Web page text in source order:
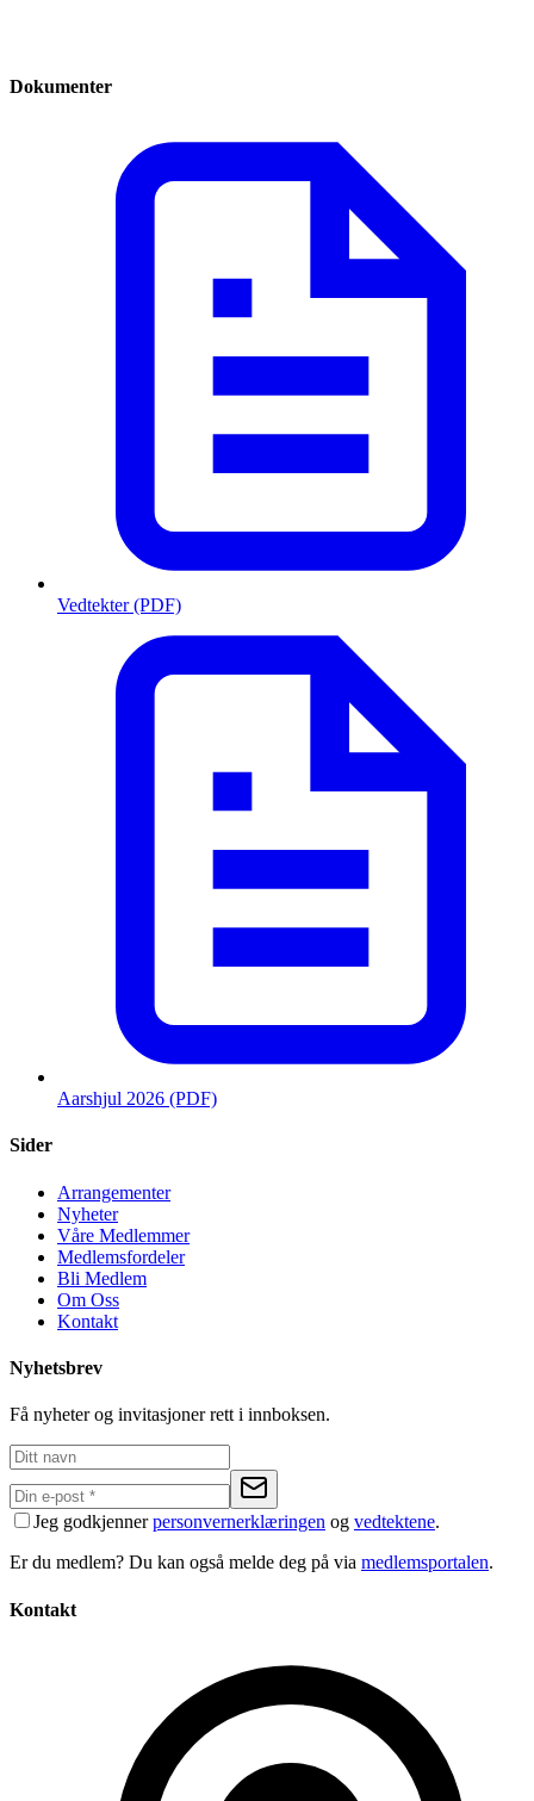
Dokumenter
Vedtekter (PDF)
Aarshjul 2026 (PDF)
Sider
Arrangementer
Nyheter
Våre Medlemmer
Medlemsfordeler
Bli Medlem
Om Oss
Kontakt
Nyhetsbrev
Få nyheter og invitasjoner rett i innboksen.
Jeg godkjenner personvernerklæringen og vedtektene.
Er du medlem? Du kan også melde deg på via medlemsportalen.
Kontakt